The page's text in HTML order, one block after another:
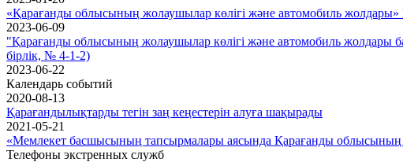
«Қарағанды облысының жолаушылар көлігі және автомобиль
2023-06-09
"Қарағанды облысының жолаушылар көлігі және автомобиль
бірлік, № 4-1-2)
2023-06-22
Календарь событий
2020-08-13
Қарағандылықтарды тегін заң кеңестерін алуға шақырады
2021-05-21
«Мемлекет басшысының тапсырмалары аясында Қарағанды облысының
Телефоны экстренных служб